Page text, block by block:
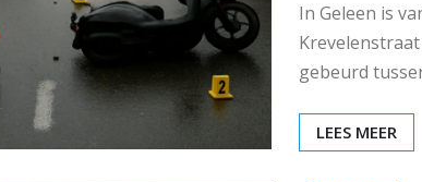
In Geleen is
gebeurd
LEES MEER